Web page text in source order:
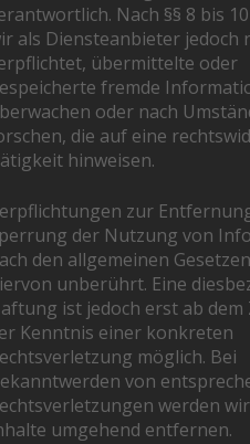
Nach §§ 8 bis
als Diensteanbieter jedoch
übermittelte oder
fremde
oder nach
die auf eine
hinweisen.
zur
der Nutzung von
den allgemeinen
unberührt. Eine
ist jedoch erst ab
Kenntnis einer konkreten
möglich. Bei
von
werden
umgehend entfernen.